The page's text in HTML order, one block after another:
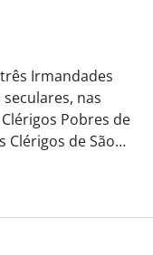
Irmandades
nas
Pobres de
Clérigos de São…